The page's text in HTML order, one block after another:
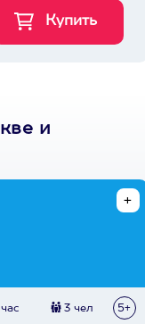
и
3 чел 5+